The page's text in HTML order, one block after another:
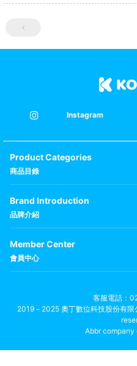
Instagram
Product Categories
商品目錄
Brand Introduction
品牌介紹
Member Center
會員中心
客服電話
2019－2025 奧丁數位科技股份有
Abbr